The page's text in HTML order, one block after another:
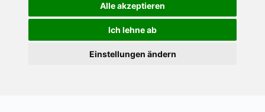
Alle akzeptieren
Ich lehne ab
Einstellungen ändern